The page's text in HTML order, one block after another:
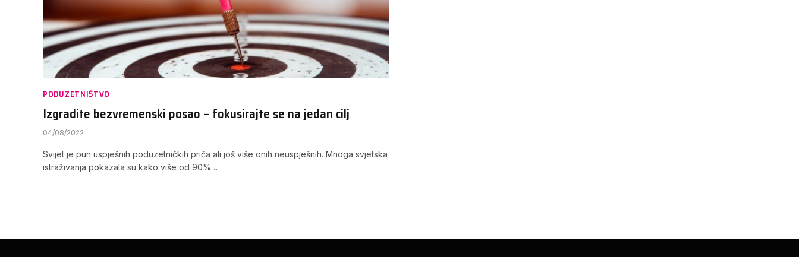
PODUZETNIŠTVO
Izgradite bezvremenski posao – fokusirajte se na jedan cilj
04/08/2022
Svijet je pun uspješnih poduzetničkih priča ali još više onih neuspješnih. Mnoga svjetska
istraživanja pokazala su kako više od 90%…